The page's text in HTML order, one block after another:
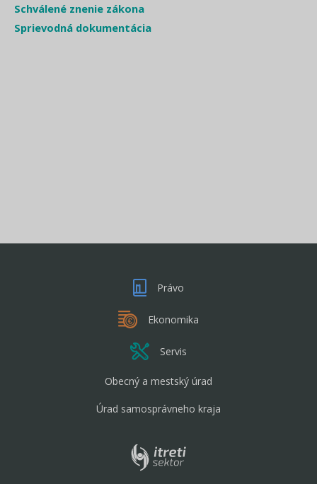
Schválené znenie zákona
Sprievodná dokumentácia
Právo
Ekonomika
Servis
Obecný a mestský úrad
Úrad samosprávneho kraja